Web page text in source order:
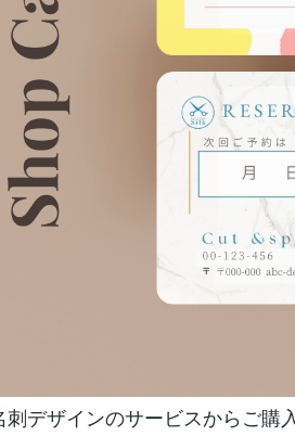
刺デザインのサービスからご購